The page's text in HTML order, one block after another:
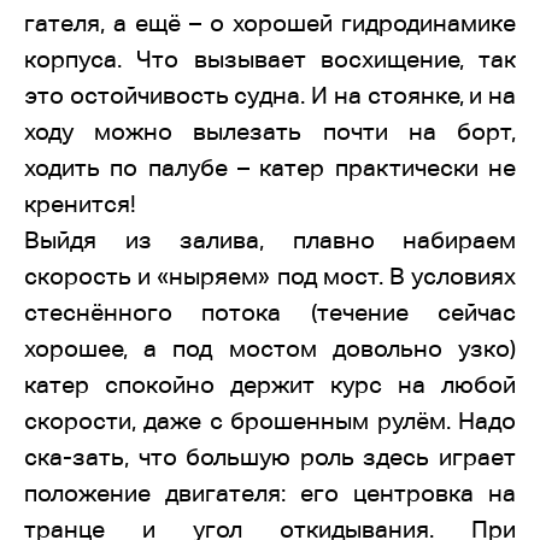
гателя, а ещё – о хорошей гидродинамике
корпуса. Что вызывает восхищение, так
это остойчивость судна. И на стоянке, и на
ходу можно вылезать почти на борт,
ходить по палубе – катер практически не
кренится!
Выйдя из залива, плавно набираем
скорость и «ныряем» под мост. В условиях
стеснённого потока (течение сейчас
хорошее, а под мостом довольно узко)
катер спокойно держит курс на любой
скорости, даже с брошенным рулём. Надо
ска-зать, что большую роль здесь играет
положение двигателя: его центровка на
транце и угол откидывания. При